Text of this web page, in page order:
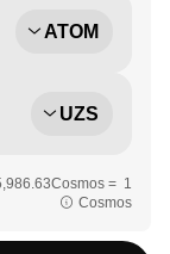
ATOM
UZS
Cosmos‏‏